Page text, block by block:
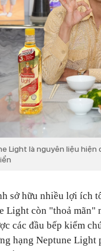
Light là nguyên liệu hiện
sở hữu nhiều lợi ích
Light còn "thoả mãn"
các đầu bếp kiểm
hạng Neptune Light